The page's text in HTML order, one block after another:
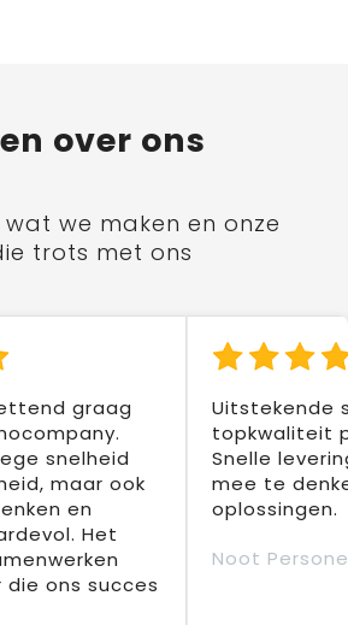
over ons
we maken en onze
trots met ons
graag
snelheid
maar ook
en
Het
ons succes
Uitstekende
topkwaliteit
Snelle
mee te
oplossingen.
Noot